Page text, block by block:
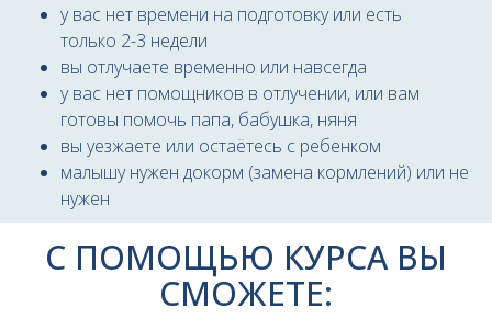
у вас нет времени на подготовку или есть
только 2-3 недели
вы отлучаете временно или навсегда
у вас нет помощников в отлучении, или вам
готовы помочь папа, бабушка, няня
вы уезжаете или остаётесь с ребенком
малышу нужен докорм (замена кормлений) или не
нужен
С ПОМОЩЬЮ КУРСА ВЫ
СМОЖЕТЕ: